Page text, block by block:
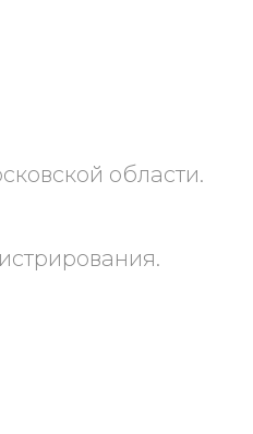
области.